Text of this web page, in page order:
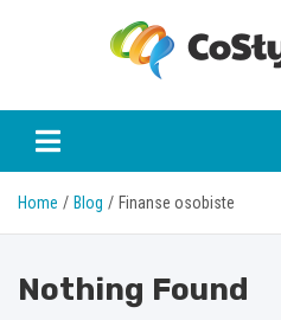
Home Blog Finanse osobiste
Nothing Found